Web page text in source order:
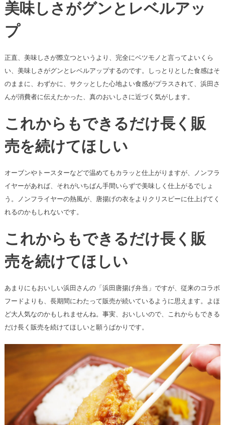
美味しさがグンとレベルアッ
プ
正直、美味しさが際立つというより、完全にベツモノと言ってよいくら
い、美味しさがグンとレベルアップするのです。しっとりとした食感はそ
のままに、わずかに、サクッとした心地よい食感がプラスされて、浜田さ
んが消費者に伝えたかった、真のおいしさに近づく気がします。
これからもできるだけ長く販
売を続けてほしい
オーブンやトースターなどで温めてもカラッと仕上がりますが、ノンフラ
イヤーがあれば、それがいちばん手間いらずで美味しく仕上がるでしょ
う。ノンフライヤーの熱風が、唐揚げの衣をよりクリスピーに仕上げてく
れるのかもしれないです。
これからもできるだけ長く販
売を続けてほしい
あまりにもおいしい浜田さんの「浜田唐揚げ弁当」ですが、従来のコラボ
フードよりも、長期間にわたって販売が続いているように思えます。よほ
ど大人気なのかもしれませんね。事実、おいしいので、これからもできる
だけ長く販売を続けてほしいと願うばかりです。